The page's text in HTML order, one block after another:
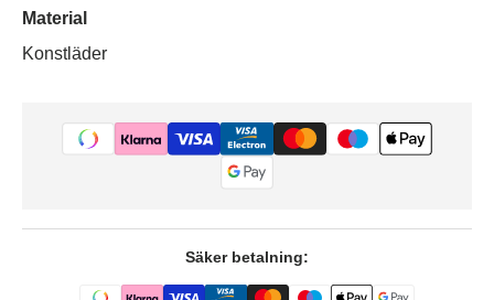
Material
Konstläder
Säker betalning: